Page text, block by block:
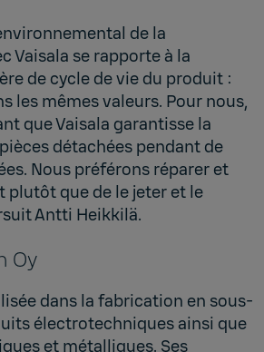
de la
Vaisala se rapporte à la
de cycle de vie du produit :
les mêmes valeurs. Pour nous,
que Vaisala garantisse la
détachées pendant de
Nous préférons réparer et
plutôt que de le jeter et le
Antti Heikkilä.
Oy
dans la fabrication en sous-
électrotechniques ainsi que
et métalliques. Ses